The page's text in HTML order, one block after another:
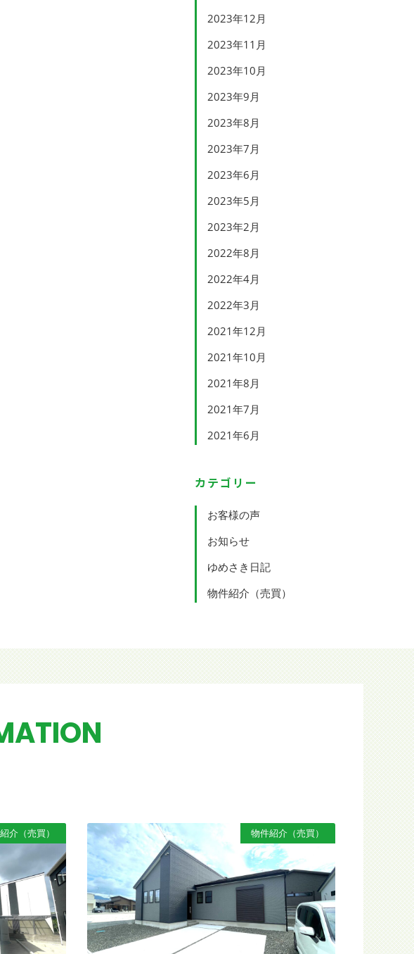
2023年12月
2023年11月
2023年10月
2023年9月
2023年8月
2023年7月
2023年6月
2023年5月
2023年2月
2022年8月
2022年4月
2022年3月
2021年12月
2021年10月
2021年8月
2021年7月
2021年6月
カテゴリー
お客様の声
お知らせ
ゆめさき日記
物件紹介（売買）
介（売買） 物件紹介（売買）